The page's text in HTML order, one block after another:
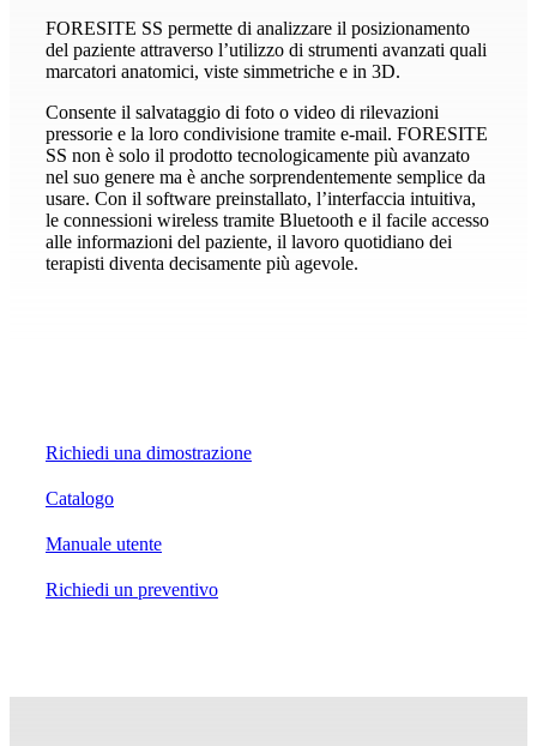
FORESITE SS permette di analizzare il posizionamento
del paziente attraverso l’utilizzo di strumenti avanzati quali
marcatori anatomici, viste simmetriche e in 3D.
Consente il salvataggio di foto o video di rilevazioni
pressorie e la loro condivisione tramite e-mail. FORESITE
SS non è solo il prodotto tecnologicamente più avanzato
nel suo genere ma è anche sorprendentemente semplice da
usare. Con il software preinstallato, l’interfaccia intuitiva,
le connessioni wireless tramite Bluetooth e il facile accesso
alle informazioni del paziente, il lavoro quotidiano dei
terapisti diventa decisamente più agevole.
Richiedi una dimostrazione
Catalogo
Manuale utente
Richiedi un preventivo